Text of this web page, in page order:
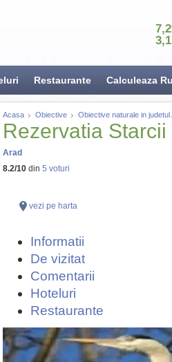
Restaurante Calculeaza
Acasa Obiective Obiective naturale in judetul
Rezervatia
Arad
8.2/10 din 5 voturi
vezi pe harta
Informatii
De vizitat
Comentarii
Hoteluri
Restaurante